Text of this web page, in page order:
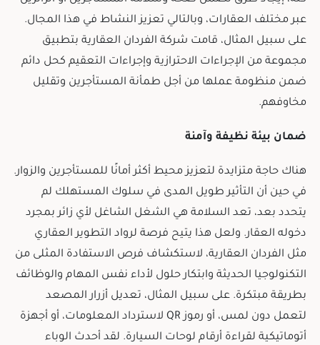
عبر مختلف العقارات، وبالتالي تعزيز النشاط في هذا المجال.
على سبيل المثال، قامت شركة الفردان العقارية بتطبيق
مجموعة من الإجراءات الاحترازية وإجراءات التعقيم كحل دائم
ضمن منظومة عملها من أجل طمأنة المستأجرين وتقليل
مخاوفهم.
ضمان بيئة نظيفة وآمنة
هناك حاجة متزايدة لتعزيز محيط أكثر أمانًا للمستأجرين والزوار.
في حين أن التأثير طويل المدى في سلوك المستهلك لم
يتحدد بعد، تعد السلامة هي الشغل الشاغل لأي زائر بمجرد
دخوله العقار. ولعل هذا يتيح فرصة لرواد التطوير العقاري
مثل الفردان العقارية، لاستكشاف فرص الاستفادة المثلى من
التكنولوجيا الحديثة وابتكار حلول لأداء نفس المهام والوظائف
بطريقة مبتكرة. على سبيل المثال، تعديل أزرار المصعد
لتعمل دون لمس، أو رموز QR لاسترداد المعلومات، أو أجهزة
أتوماتيكية لقراءة أرقام لوحات السيارة. لقد أحدث الوباء